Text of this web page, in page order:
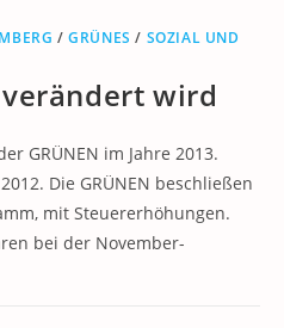
/GRÜNES / SOZIAL UND
wird
GRÜNEN im Jahre 2013.
Die GRÜNEN beschließen
mit Steuererhöhungen.
bei der November-